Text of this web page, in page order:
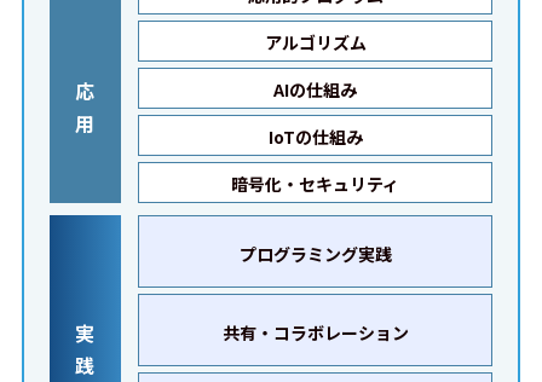
応
用
アルゴリズム
AIの仕組み
IoTの仕組み
暗号化・セキュリティ
実
践
プログラミング実践
共有・コラボレーション